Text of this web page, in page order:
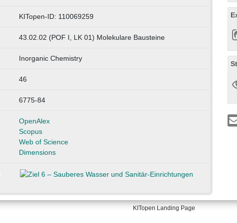
KITopen-ID: 110069259
43.02.02 (POF I, LK 01) Molekulare Bausteine
Inorganic Chemistry
46
6775-84
OpenAlex
Scopus
Web of Science
Dimensions
KITopen Landing Page